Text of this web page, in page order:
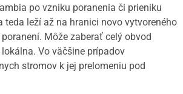
po vzniku poranenia či prieniku
teda leží až na hranici novo vytvoreného
Môže zaberať celý obvod
Vo väčšine prípadov
stromov k jej prelomeniu pod